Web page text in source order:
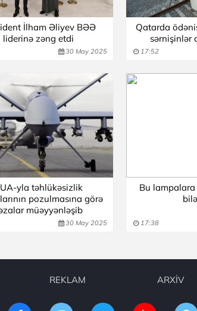
İlham Əliyev BƏƏ
liderinə zəng etdi
30 May 2025
Qatarda
sərnişinlər
17:52
yla təhlükəsizlik
pozulmasına görə
müəyyənləşib
30 May 2025
Bu
17:38
REKLAM ARXİV